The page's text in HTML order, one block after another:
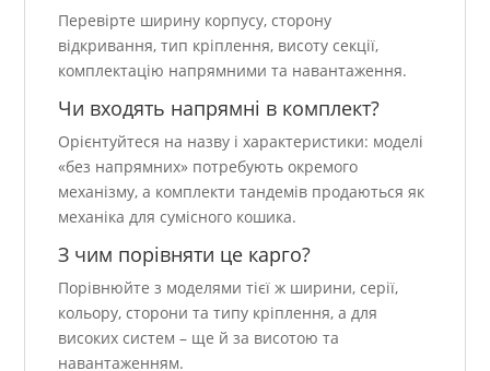
Перевірте ширину корпусу, сторону
відкривання, тип кріплення, висоту секції,
комплектацію напрямними та навантаження.
Чи входять напрямні в комплект?
Орієнтуйтеся на назву і характеристики: моделі
«без напрямних» потребують окремого
механізму, а комплекти тандемів продаються як
механіка для сумісного кошика.
З чим порівняти це карго?
Порівнюйте з моделями тієї ж ширини, серії,
кольору, сторони та типу кріплення, а для
високих систем – ще й за висотою та
навантаженням.